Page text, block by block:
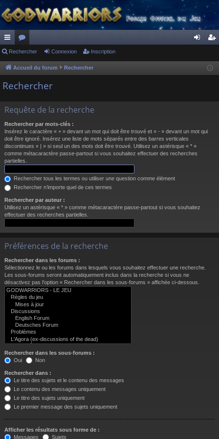
ac
co
ur
s
or
u
m
cri
Rechercher Connexion Inscription
Accueil du forum Rechercher
Rechercher
Requête de la recherche
Rechercher par mots-clés :
Insérez le caractère « + » devant un mot qui doit être trouvé et « - » devant un mot qui
doit être ignoré. Insérez une liste de mots séparés entre des barres verticales
discontinues « | » si seul un des mots doit être trouvé. Utilisez un astérisque « * »
comme métacaractère passe-partout si vous souhaitez effectuer des recherches
partielles.
Rechercher tous les termes ou utiliser une question comme élément
Rechercher n’importe quel de ces termes
Rechercher par auteur :
Utilisez un astérisque « * » comme métacaractère passe-partout si vous souhaitez
effectuer des recherches partielles.
Préférences de la recherche
Rechercher dans les forums :
Sélectionnez le ou les forums dans lesquels vous souhaitez effectuer une recherche.
Les sous-forums seront automatiquement inclus dans la recherche si vous ne
désactivez pas l’option « Rechercher dans les sous-forums » affichée ci-dessous.
Rechercher dans les sous-forums :
Oui
Non
Rechercher dans :
Le titre des sujets et le contenu des messages
Le contenu des messages uniquement
Le titre des sujets uniquement
Le premier message des sujets uniquement
Afficher les résultats sous forme de :
Messages
Sujets